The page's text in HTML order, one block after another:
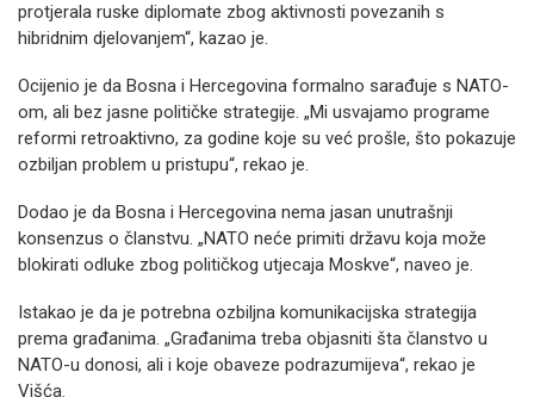
protjerala ruske diplomate zbog aktivnosti povezanih s
hibridnim djelovanjem“, kazao je.
Ocijenio je da Bosna i Hercegovina formalno sarađuje s NATO-
om, ali bez jasne političke strategije. „Mi usvajamo programe
reformi retroaktivno, za godine koje su već prošle, što pokazuje
ozbiljan problem u pristupu“, rekao je.
Dodao je da Bosna i Hercegovina nema jasan unutrašnji
konsenzus o članstvu. „NATO neće primiti državu koja može
blokirati odluke zbog političkog utjecaja Moskve“, naveo je.
Istakao je da je potrebna ozbiljna komunikacijska strategija
prema građanima. „Građanima treba objasniti šta članstvo u
NATO-u donosi, ali i koje obaveze podrazumijeva“, rekao je
Višća.